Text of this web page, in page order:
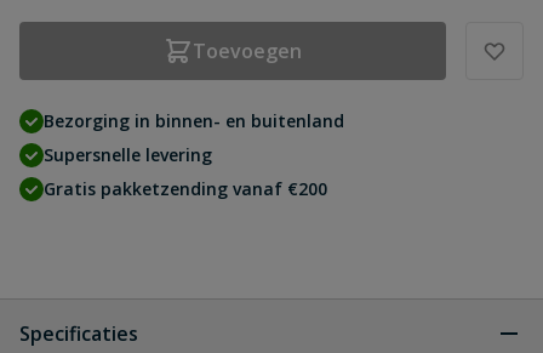
Toevoegen
Bezorging in binnen- en buitenland
Supersnelle levering
Gratis pakketzending vanaf €200
Specificaties